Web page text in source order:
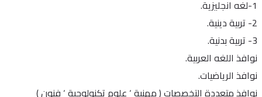
1-لغه انجليزية.
2- تربية دينية.
3- تربية بدنية.
نوافذ اللغه العربية.
نوافذ الرياضيات.
نوافذ متعددة التخصصات ( مهنية ‘ علوم تكنولوجية ‘ فنون )